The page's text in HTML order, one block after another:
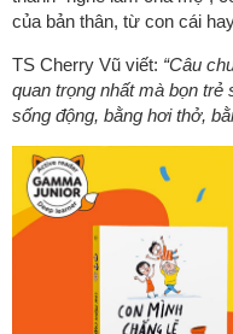
của bản thân, từ con cái
TS Cherry Vũ viết: “Câu
quan trọng nhất mà bọn
sống động, bằng hơi thở,